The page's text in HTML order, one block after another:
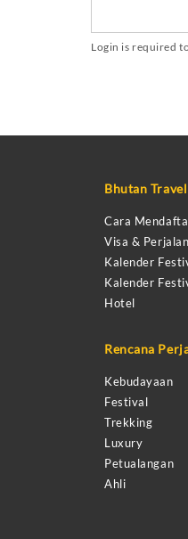
Login is required
Bhutan Travel
Cara
Visa &
Kalender
Kalender
Hotel
Rencana
Kebudayaan
Festival
Trekking
Luxury
Petualangan
Ahli